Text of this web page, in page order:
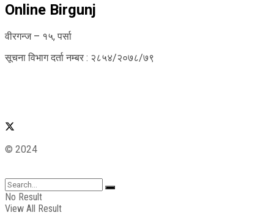
Online Birgunj
वीरगन्ज – १५, पर्सा
सूचना विभाग दर्ता नम्बर : २८५४/२०७८/७९
© 2024
No Result
View All Result